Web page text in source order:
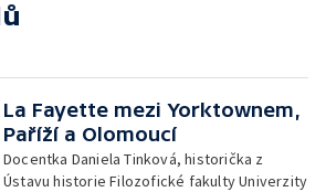
La Fayette mezi Yorktownem,
Paříží a Olomoucí
Docentka Daniela Tinková, historička z
Ústavu historie Filozofické fakulty Univerzity